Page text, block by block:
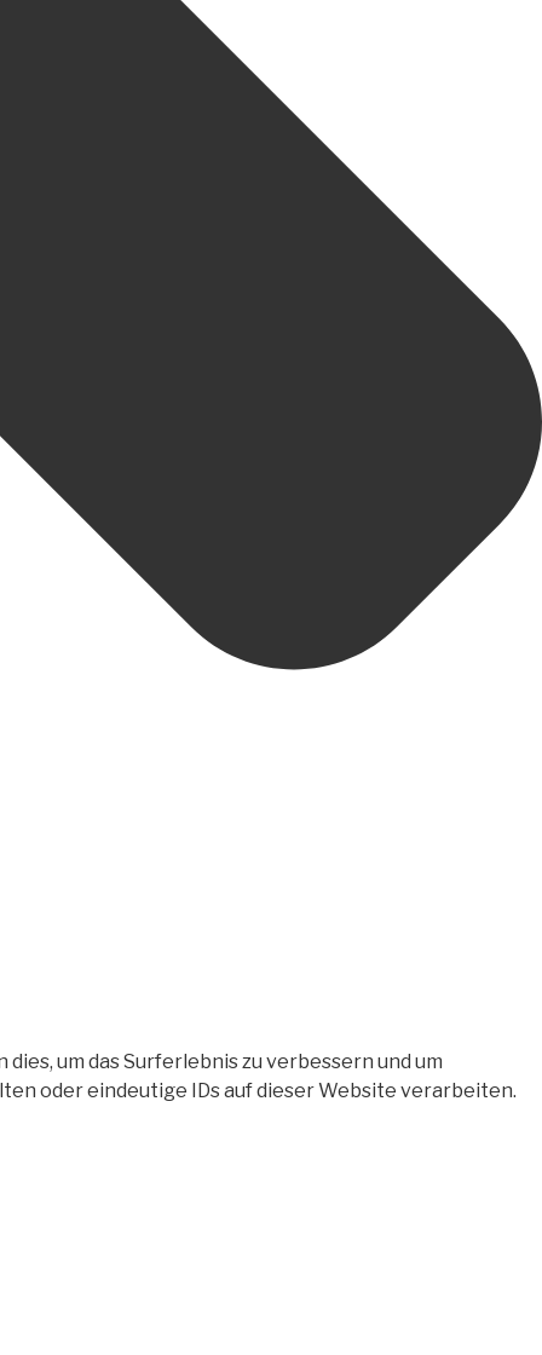
um das Surferlebnis zu verbessern und um
oder eindeutige IDs auf dieser Website verarbeiten.